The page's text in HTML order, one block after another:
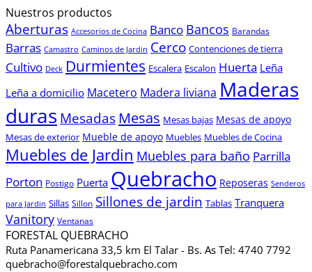
Nuestros productos
Aberturas Accesorios de Cocina Banco Bancos Barandas
Barras Camastro Caminos de Jardin Cerco Contenciones de tierra
Cultivo Deck Durmientes Escalera Escalon Huerta Leña
Leña a domicilio Macetero Madera liviana Maderas
duras Mesadas Mesas Mesas bajas Mesas de apoyo
Mesas de exterior Mueble de apoyo Muebles Muebles de Cocina
Muebles de Jardin Muebles para baño Parrilla
Porton Postigo Puerta Quebracho Reposeras Senderos
para Jardin Sillas Sillon Sillones de jardin Tablas Tranquera
Vanitory Ventanas
FORESTAL QUEBRACHO
Ruta Panamericana 33,5 km El Talar - Bs. As Tel: 4740 7792
quebracho@forestalquebracho.com